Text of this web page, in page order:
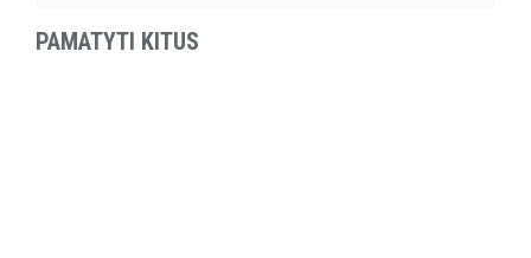
PAMATYTI KITUS